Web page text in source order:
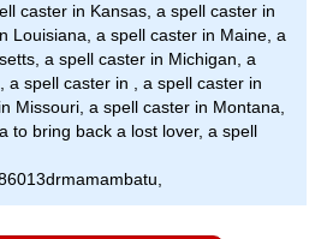
caster in Kansas, a spell caster in
Louisiana, a spell caster in Maine, a
a spell caster in Michigan, a
a spell caster in , a spell caster in
Missouri, a spell caster in Montana,
to bring back a lost lover, a spell